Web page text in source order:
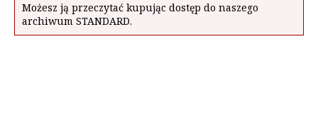
Możesz ją przeczytać kupując dostęp do naszego
archiwum STANDARD.